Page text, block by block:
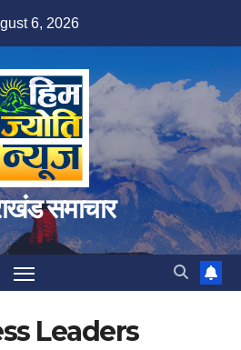
6, 2026
समाचार
Leaders